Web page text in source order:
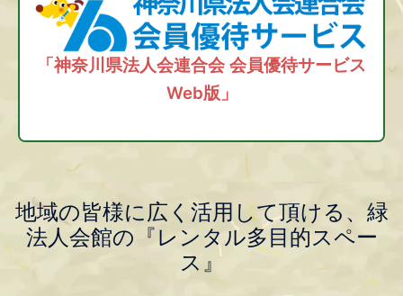
「神奈川県法人会連合会 会員優待サービス
Web版」
地域の皆様に広く活用して頂ける、緑
法人会館の『レンタル多目的スペー
ス』